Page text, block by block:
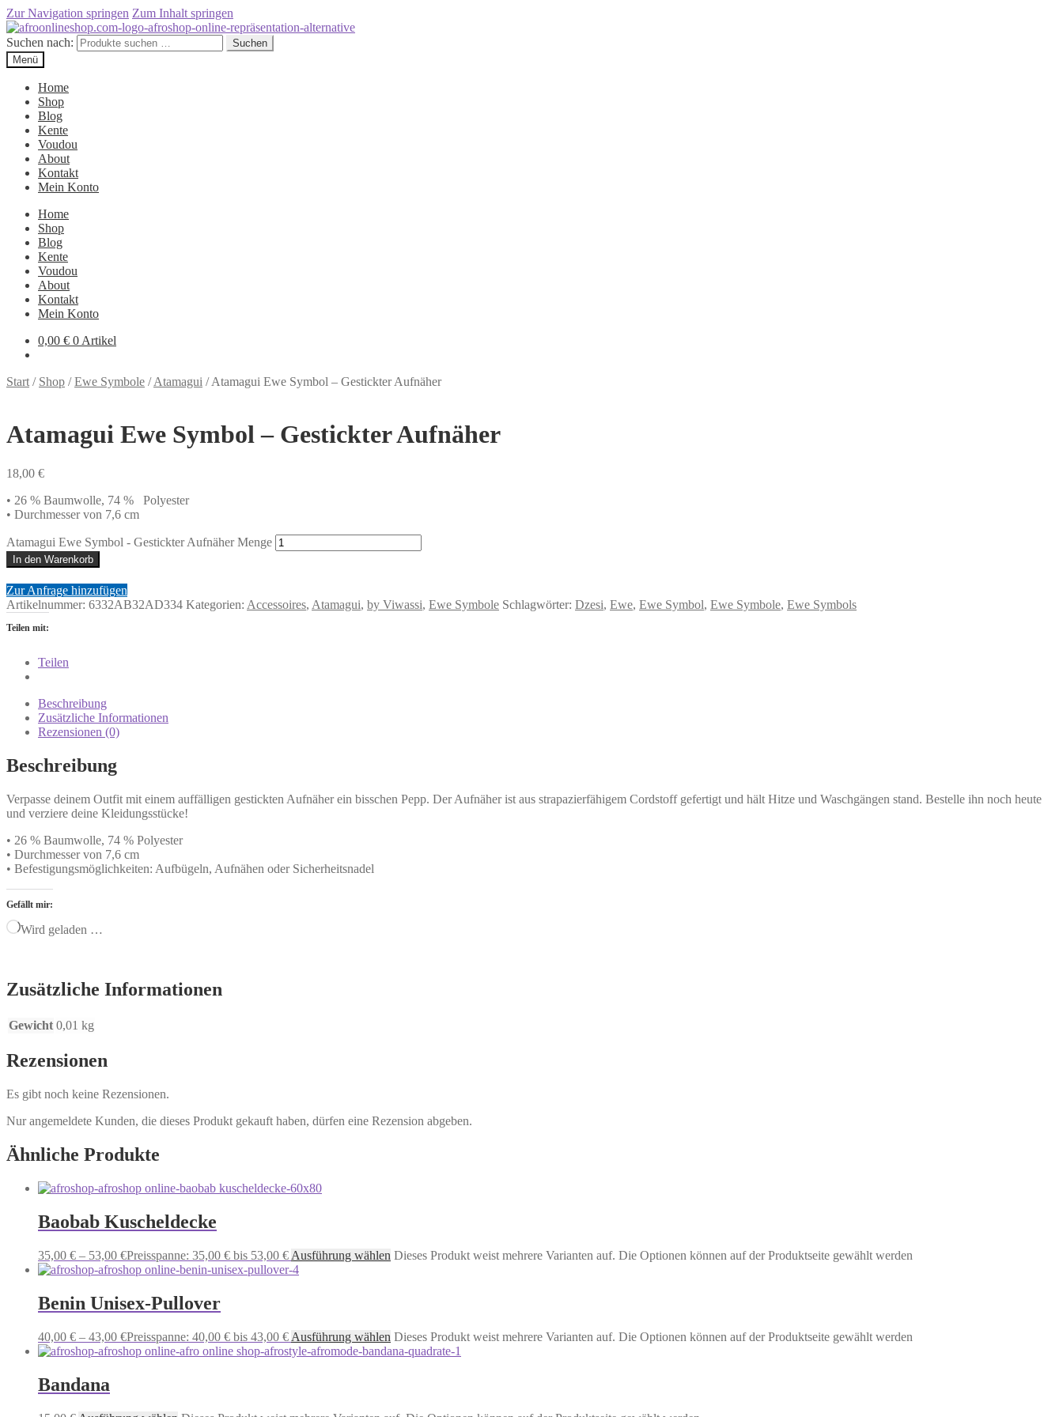
Zur Navigation springen Zum Inhalt springen
Suchen nach:
Suchen
Menü
Home
Shop
Blog
Kente
Voudou
About
Kontakt
Mein Konto
Home
Shop
Blog
Kente
Voudou
About
Kontakt
Mein Konto
0,00 € 0 Artikel
Start / Shop /Ewe Symbole /Atamagui /Atamagui Ewe Symbol – Gestickter Aufnäher
Atamagui Ewe Symbol – Gestickter Aufnäher
18,00 €
• 26 % Baumwolle, 74 % Polyester
• Durchmesser von 7,6 cm
Atamagui Ewe Symbol - Gestickter Aufnäher Menge
In den Warenkorb
Zur Anfrage hinzufügen
Artikelnummer: 6332AB32AD334 Kategorien: Accessoires, Atamagui, by Viwassi, Ewe Symbole Schlagwörter: Dzesi, Ewe, Ewe Symbol, Ewe Symbole, Ewe Symbols
Teilen mit:
Teilen
Beschreibung
Zusätzliche Informationen
Rezensionen (0)
Beschreibung
Verpasse deinem Outfit mit einem auffälligen gestickten Aufnäher ein bisschen Pepp. Der Aufnäher ist aus strapazierfähigem Cordstoff gefertigt und hält Hitze und Waschgängen stand. Bestelle ihn noch heute
und verziere deine Kleidungsstücke!
• 26 % Baumwolle, 74 % Polyester
• Durchmesser von 7,6 cm
• Befestigungsmöglichkeiten: Aufbügeln, Aufnähen oder Sicherheitsnadel
Gefällt mir:
Wird geladen …
Zusätzliche Informationen
Gewicht 0,01 kg
Rezensionen
Es gibt noch keine Rezensionen.
Nur angemeldete Kunden, die dieses Produkt gekauft haben, dürfen eine Rezension abgeben.
Ähnliche Produkte
Baobab Kuscheldecke
35,00 € – 53,00 €Preisspanne: 35,00 € bis 53,00 € Ausführung wählen Dieses Produkt weist mehrere Varianten auf. Die Optionen können auf der Produktseite gewählt werden
Benin Unisex-Pullover
40,00 € – 43,00 €Preisspanne: 40,00 € bis 43,00 € Ausführung wählen Dieses Produkt weist mehrere Varianten auf. Die Optionen können auf der Produktseite gewählt werden
Bandana